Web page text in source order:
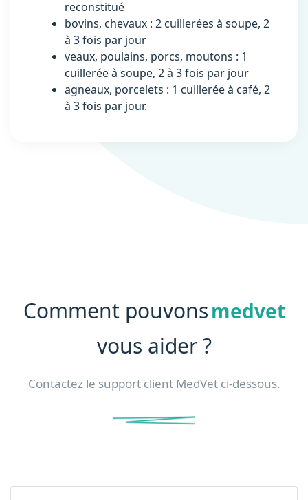
reconstitué
bovins, chevaux : 2 cuillerées à soupe, 2
à 3 fois par jour
veaux, poulains, porcs, moutons : 1
cuillerée à soupe, 2 à 3 fois par jour
agneaux, porcelets : 1 cuillerée à café, 2
à 3 fois par jour.
Comment pouvonsmedvet
vous aider ?
Contactez le support client MedVet ci-dessous.